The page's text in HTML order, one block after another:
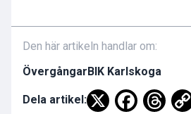
Den här artikeln handlar om:
Övergångar BIK Karlskoga
Dela artikel: